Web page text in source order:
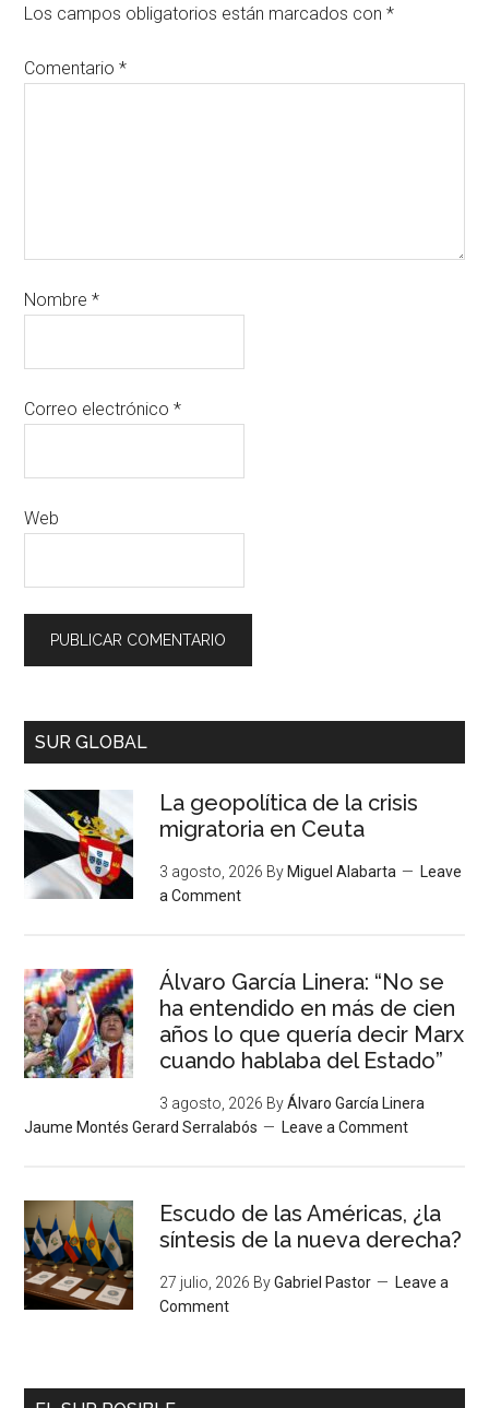
Los campos obligatorios están marcados con*
Comentario*
Nombre*
Correo electrónico*
Web
SUR GLOBAL
La geopolítica de la crisis
migratoria en Ceuta
3 agosto, 2026 By Miguel Alabarta
Leave
a Comment
Álvaro García Linera: “No se
ha entendido en más de cien
años lo que quería decir Marx
cuando hablaba del Estado”
3 agosto, 2026 ByÁlvaro García Linera
Jaume Montés Gerard Serralabós
Leave a Comment
Escudo de las Américas, ¿la
síntesis de la nueva derecha?
27 julio, 2026 ByGabriel Pastor
Leave a
Comment